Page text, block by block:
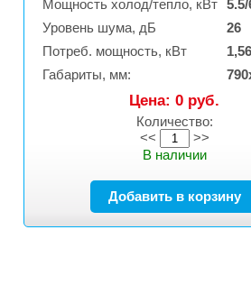
Мощность холод/тепло, кВт
5.5/
Уровень шума, дБ
26
Потреб. мощность, кВт
1,56
Габариты, мм:
Цена: 0 руб.
Количество:
<<
>>
В наличии
Добавить в корзину